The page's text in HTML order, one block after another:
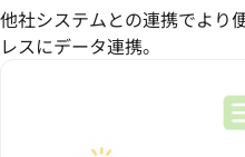
他社システムとの連携でより
レスにデータ連携。